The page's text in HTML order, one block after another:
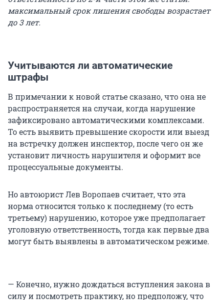
максимальный срок лишения свободы возрастает
до 3 лет.
Учитываются ли автоматические
штрафы
В примечании к новой статье сказано, что она не
распространяется на случаи, когда нарушение
зафиксировано автоматическими комплексами.
То есть выявить превышение скорости или выезд
на встречку должен инспектор, после чего он же
установит личность нарушителя и оформит все
процессуальные документы.
Но автоюрист Лев Воропаев считает, что эта
норма относится только к последнему (то есть
третьему) нарушению, которое уже предполагает
уголовную ответственность, тогда как первые два
могут быть выявлены в автоматическом режиме.
— Конечно, нужно дождаться вступления закона в
силу и посмотреть практику, но предположу, что